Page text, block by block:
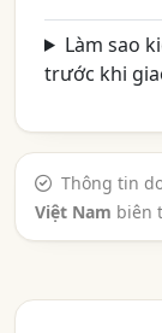
Làm sao
trước khi
Thông tin
Việt Nam biên